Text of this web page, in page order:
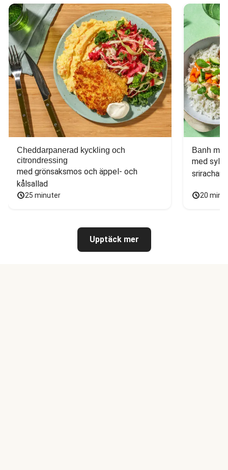
Cheddarpanerad kyckling och
citrondressing
med grönsaksmos och äppel- och
kålsallad
25 minuter
Banh mi-
med
20
Upptäck mer